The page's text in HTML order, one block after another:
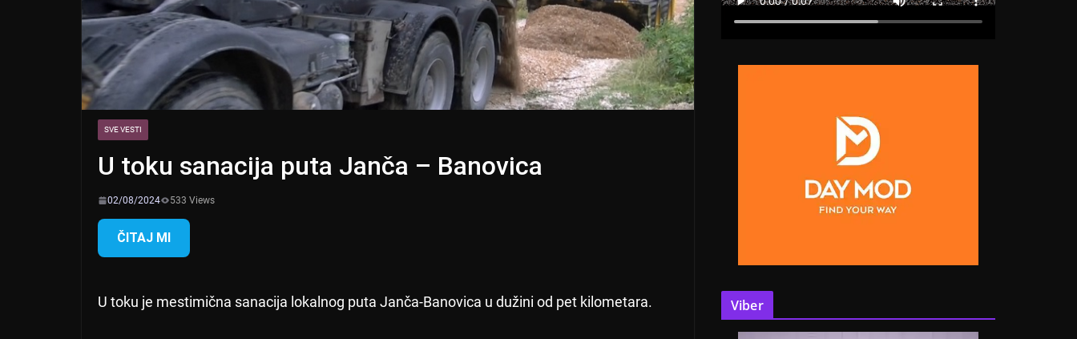
SVE VESTI
U toku sanacija puta Janča – Banovica
02/08/2024 533 Views
ČITAJ MI
U toku je mestimična sanacija lokalnog puta Janča-Banovica u dužini od pet kilometara. Viber